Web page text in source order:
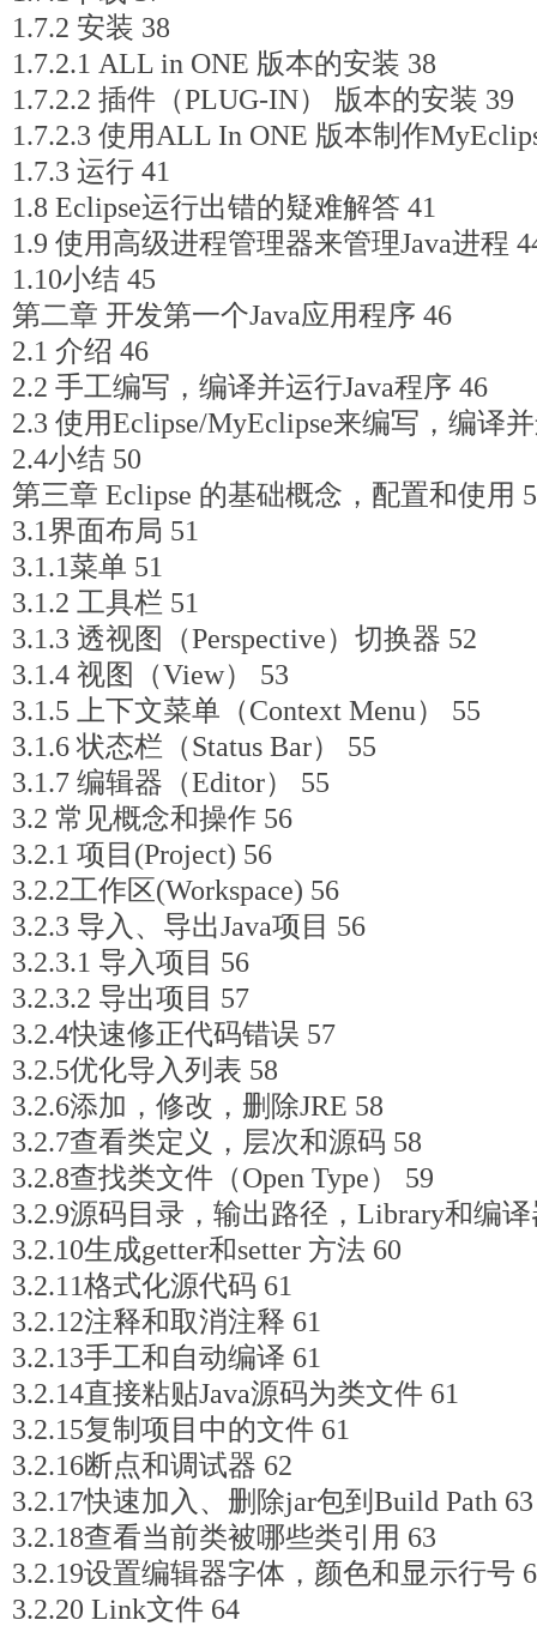
1.7.2 安装 38
1.7.2.1 ALL in ONE 版本的安装 38
1.7.2.2 插件（PLUG-IN） 版本的安装 39
1.7.2.3 使用ALL In ONE 版本制作
1.7.3 运行 41
1.8 Eclipse运行出错的疑难解答 41
1.9 使用高级进程管理器来管理Java进程
1.10小结 45
第二章 开发第一个Java应用程序 46
2.1 介绍 46
2.2 手工编写，编译并运行Java程序 46
2.3 使用Eclipse/MyEclipse来编写，编译
2.4小结 50
第三章 Eclipse 的基础概念，配置和使用
3.1界面布局 51
3.1.1菜单 51
3.1.2 工具栏 51
3.1.3 透视图（Perspective）切换器 52
3.1.4 视图（View） 53
3.1.5 上下文菜单（Context Menu） 55
3.1.6 状态栏（Status Bar） 55
3.1.7 编辑器（Editor） 55
3.2 常见概念和操作 56
3.2.1 项目(Project) 56
3.2.2工作区(Workspace) 56
3.2.3 导入、导出Java项目 56
3.2.3.1 导入项目 56
3.2.3.2 导出项目 57
3.2.4快速修正代码错误 57
3.2.5优化导入列表 58
3.2.6添加，修改，删除JRE 58
3.2.7查看类定义，层次和源码 58
3.2.8查找类文件（Open Type） 59
3.2.9源码目录，输出路径，Library和编
3.2.10生成getter和setter 方法 60
3.2.11格式化源代码 61
3.2.12注释和取消注释 61
3.2.13手工和自动编译 61
3.2.14直接粘贴Java源码为类文件 61
3.2.15复制项目中的文件 61
3.2.16断点和调试器 62
3.2.17快速加入、删除jar包到Build Path 63
3.2.18查看当前类被哪些类引用 63
3.2.19设置编辑器字体，颜色和显示行号
3.2.20 Link文件 64